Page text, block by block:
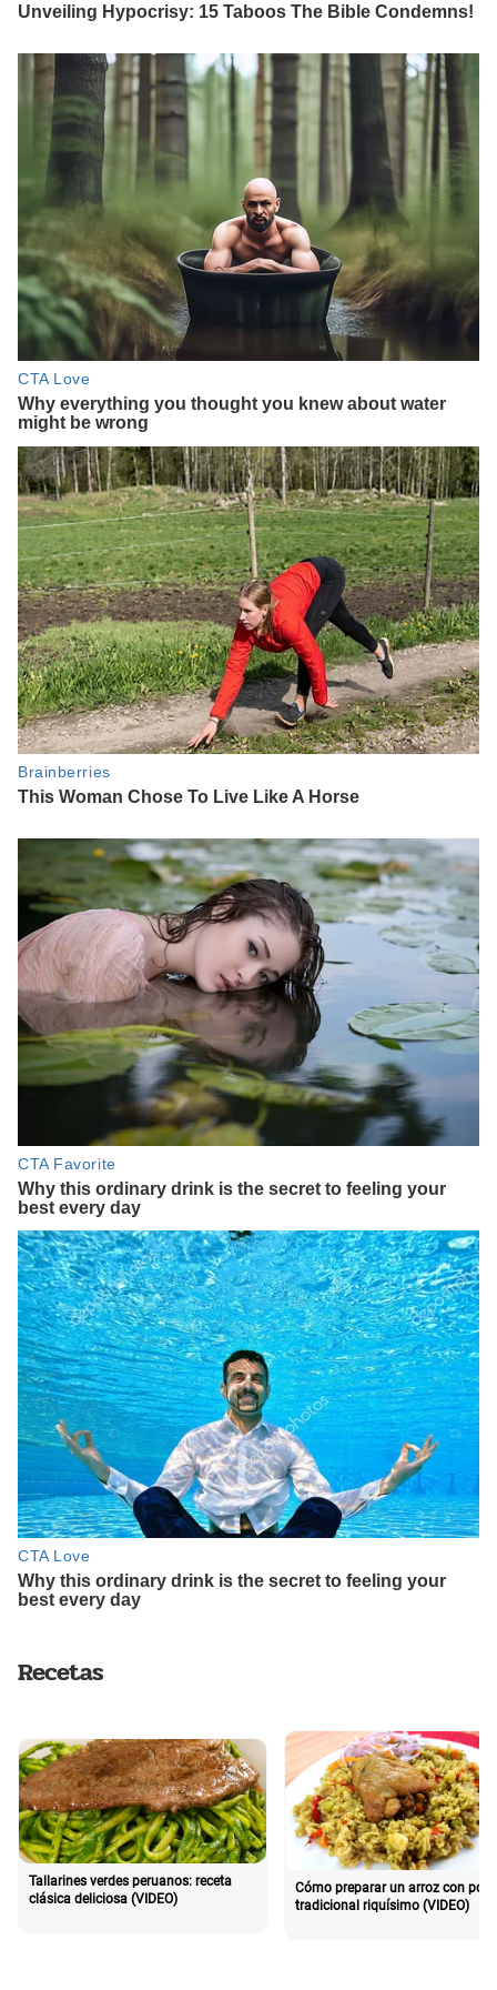
Recetas
Tallarines verdes peruanos: receta
clásica deliciosa (VIDEO)
Cómo preparar un arroz con pollo
tradicional riquísimo (VIDEO)